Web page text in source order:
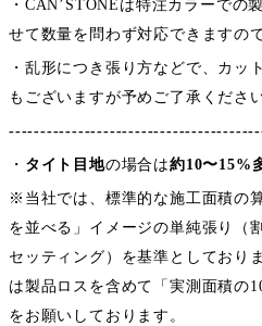
・CAN’STONEは特注カラーでの
せて数量を問わず対応できますの
・乱形につき張り方などで、カッ
もございますが予めご了承ください
・ タイト目地の場合は約10〜15%
※当社では、標準的な施工面積の
を並べる」イメージの単純張り（
セッティング）を基準としており
は製品ロスを含めて「実測面積の
をお願いしております。